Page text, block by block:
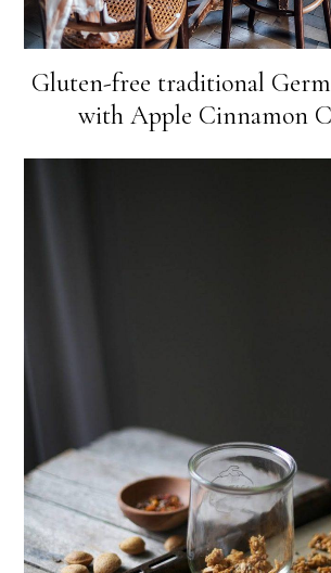
Gluten-free traditional
with Apple Cinnamon